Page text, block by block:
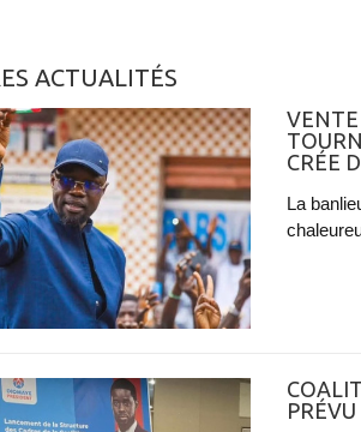
ACTUALITÉS
VENTE
CRÉE
La